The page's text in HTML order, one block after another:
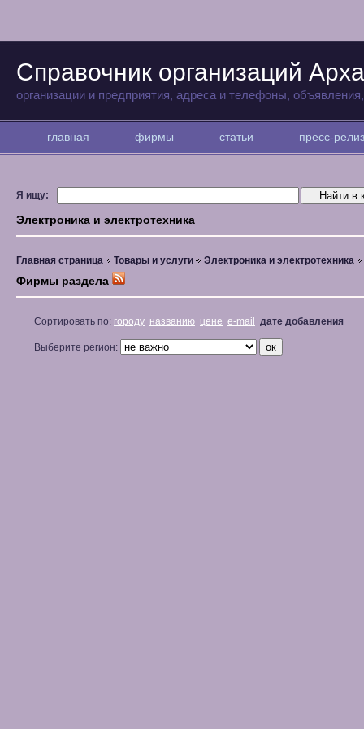
Справочник организаций
организации и предприятия, адреса и телефоны,
главная фирмы статьи пресс-
Я ищу:
Электроника и электротехника
Главная страница Товары и услуги Электроника и электротехника
Фирмы раздела
Сортировать по: городу названию цене e-mail дате добавления
Выберите регион: